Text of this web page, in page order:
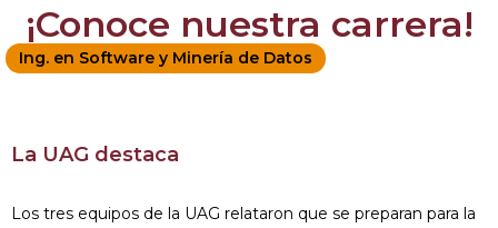
¡Conoce nuestra carrera!
Ing. en Software y Minería de Datos
La UAG destaca
Los tres equipos de la UAG relataron que se preparan para la